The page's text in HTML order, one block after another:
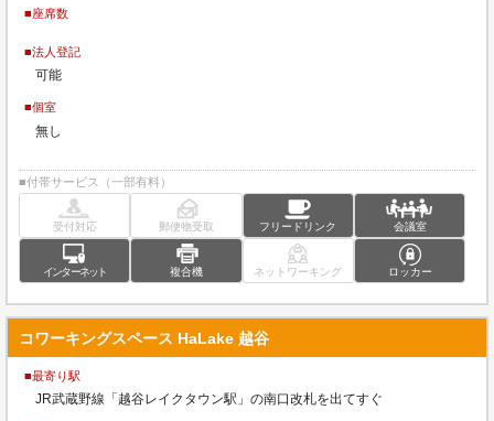
■座席数
■法人登記
可能
■個室
無し
■付帯サービス（一部有料）
受付対応 郵便物受取 フリードリンク 会議室
インターネット 複合機 ネットワーキング ロッカー
コワーキングスペース HaLake 越谷
■最寄り駅
JR武蔵野線「越谷レイクタウン駅」の南口改札を出てすぐ